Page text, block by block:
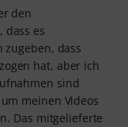
den
dass es
dass
hat, aber ich
sind
meinen Videos
Das mitgelieferte